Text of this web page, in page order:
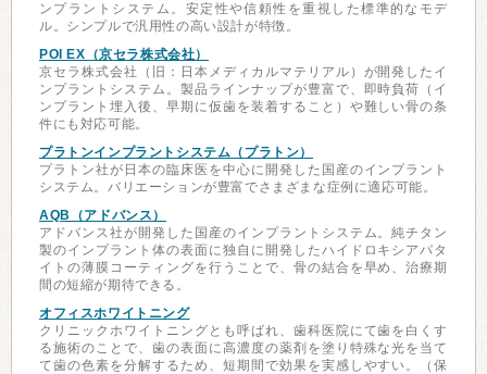
ンプラントシステム。安定性や信頼性を重視した標準的なモデ
ル。シンプルで汎用性の高い設計が特徴。
POI EX（京セラ株式会社）
京セラ株式会社（旧：日本メディカルマテリアル）が開発したイ
ンプラントシステム。製品ラインナップが豊富で、即時負荷（イ
ンプラント埋入後、早期に仮歯を装着すること）や難しい骨の条
件にも対応可能。
プラトンインプラントシステム（プラトン）
プラトン社が日本の臨床医を中心に開発した国産のインプラント
システム。バリエーションが豊富でさまざまな症例に適応可能。
AQB（アドバンス）
アドバンス社が開発した国産のインプラントシステム。純チタン
製のインプラント体の表面に独自に開発したハイドロキシアパタ
イトの薄膜コーティングを行うことで、骨の結合を早め、治療期
間の短縮が期待できる。
オフィスホワイトニング
クリニックホワイトニングとも呼ばれ、歯科医院にて歯を白くす
る施術のことで、歯の表面に高濃度の薬剤を塗り特殊な光を当て
て歯の色素を分解するため、短期間で効果を実感しやすい。（保